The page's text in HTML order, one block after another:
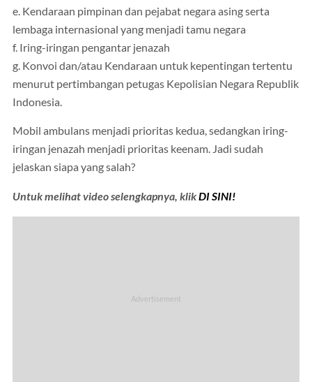
e. Kendaraan pimpinan dan pejabat negara asing serta
lembaga internasional yang menjadi tamu negara
f. Iring-iringan pengantar jenazah
g. Konvoi dan/atau Kendaraan untuk kepentingan tertentu
menurut pertimbangan petugas Kepolisian Negara Republik
Indonesia.
Mobil ambulans menjadi prioritas kedua, sedangkan iring-
iringan jenazah menjadi prioritas keenam. Jadi sudah
jelaskan siapa yang salah?
Untuk melihat video selengkapnya, klikDI SINI!